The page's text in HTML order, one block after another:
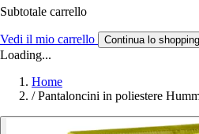
Subtotale carrello
Vedi il mio carrello Continua lo shopping
Loading...
Home
/ Pantaloncini in poliestere